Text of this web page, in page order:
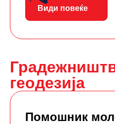
Види повеќе
геодезија
Помошник